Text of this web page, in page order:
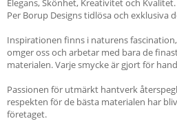
Per Borup Designs tidlösa och exklusiva
Inspirationen finns i naturens
omger oss och arbetar med bara de
materialen. Varje smycke är gjort för
Passionen för utmärkt hantverk
respekten för de bästa materialen har
företaget.